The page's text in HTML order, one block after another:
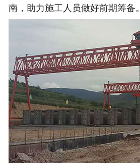
南，助力施工人员做好前期筹备。